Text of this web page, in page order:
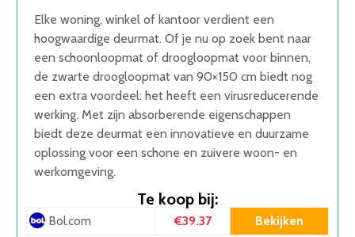
Elke woning, winkel of kantoor verdient een
hoogwaardige deurmat. Of je nu op zoek bent naar
een schoonloopmat of droogloopmat voor binnen,
de zwarte droogloopmat van 90×150 cm biedt nog
een extra voordeel: het heeft een virusreducerende
werking. Met zijn absorberende eigenschappen
biedt deze deurmat een innovatieve en duurzame
oplossing voor een schone en zuivere woon- en
werkomgeving.
Te koop bij:
Bol.com €39.37 Bekijken